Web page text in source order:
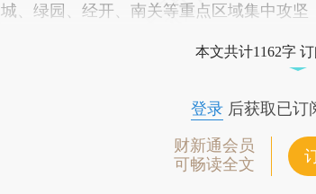
城、绿园、经开、南关等重点区域集中攻坚
本文共计1162字
登录后获取已订
财新通会员
可畅读全文